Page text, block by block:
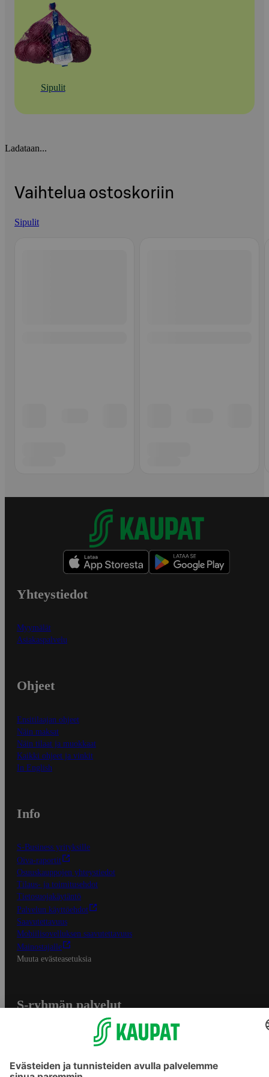
Sipulit
Ladataan...
Vaihtelua ostoskoriin
Sipulit
Yhteystiedot
Myymälät
Asiakaspalvelu
Ohjeet
Ensitilaajan ohjeet
Näin maksat
Näin tilaat ja muokkaat
Kaikki ohjeet ja vinkit
In English
Info
S-Business yrityksille
Oiva-raportit
Osuuskauppojen yhteystiedot
Tilaus- ja toimitusehdot
Tietosuojakäytäntö
Palvelun käyttöehdot
Saavutettavuus
Mobiilisovelluksen saavutettavuus
Mainostajalle
Muuta evästeasetuksia
S-ryhmän palvelut
Yhteishyvä Ruoka -sovellus